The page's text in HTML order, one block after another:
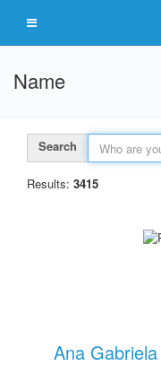
Name
Search
Results: 3415
Ana